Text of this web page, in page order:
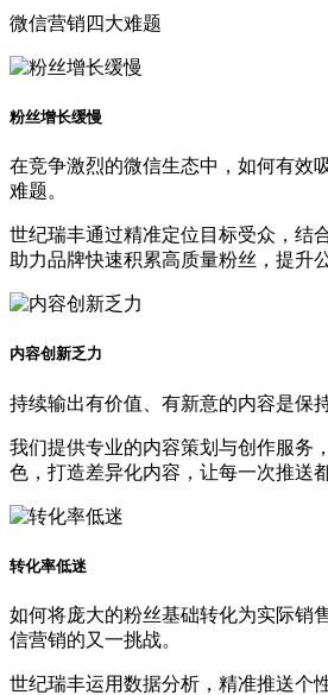
微信营销四大难题
粉丝增长缓慢
在竞争激烈的微信生态中，如何有效
难题。
世纪瑞丰通过精准定位目标受众，结
助力品牌快速积累高质量粉丝，提升
内容创新乏力
持续输出有价值、有新意的内容是保
我们提供专业的内容策划与创作服务
色，打造差异化内容，让每一次推送
转化率低迷
如何将庞大的粉丝基础转化为实际销
信营销的又一挑战。
世纪瑞丰运用数据分析，精准推送个